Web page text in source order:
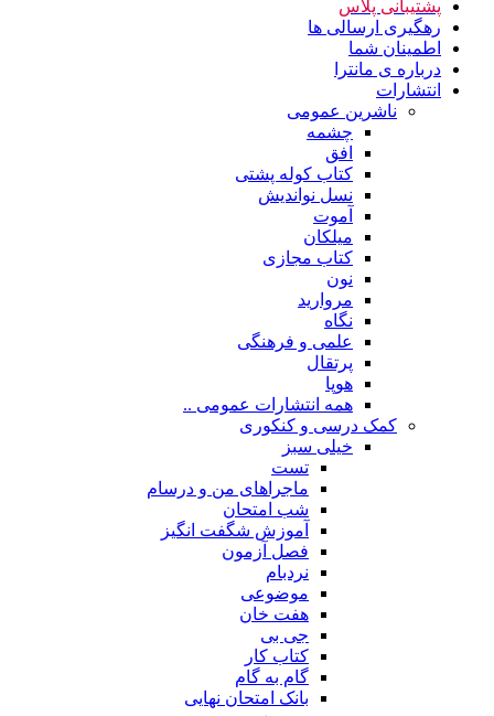
پشتیبانی پلاس
رهگیری ارسالی ها
اطمینان شما
درباره ی مانترا
انتشارات
ناشرین عمومی
چشمه
افق
کتاب کوله پشتی
نسل نواندیش
آموت
میلکان
کتاب مجازی
نون
مروارید
نگاه
علمی و فرهنگی
پرتقال
هوپا
همه انتشارات عمومی ..
کمک درسی و کنکوری
خیلی سبز
تست
ماجراهای من و درسام
شب امتحان
آموزش شگفت انگیز
فصل آزمون
نردبام
موضوعی
هفت خان
جی بی
کتاب کار
گام به گام
بانک امتحان نهایی